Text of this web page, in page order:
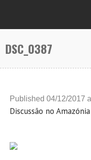
DSC_0387
Published 04/12/2017
Discussão no